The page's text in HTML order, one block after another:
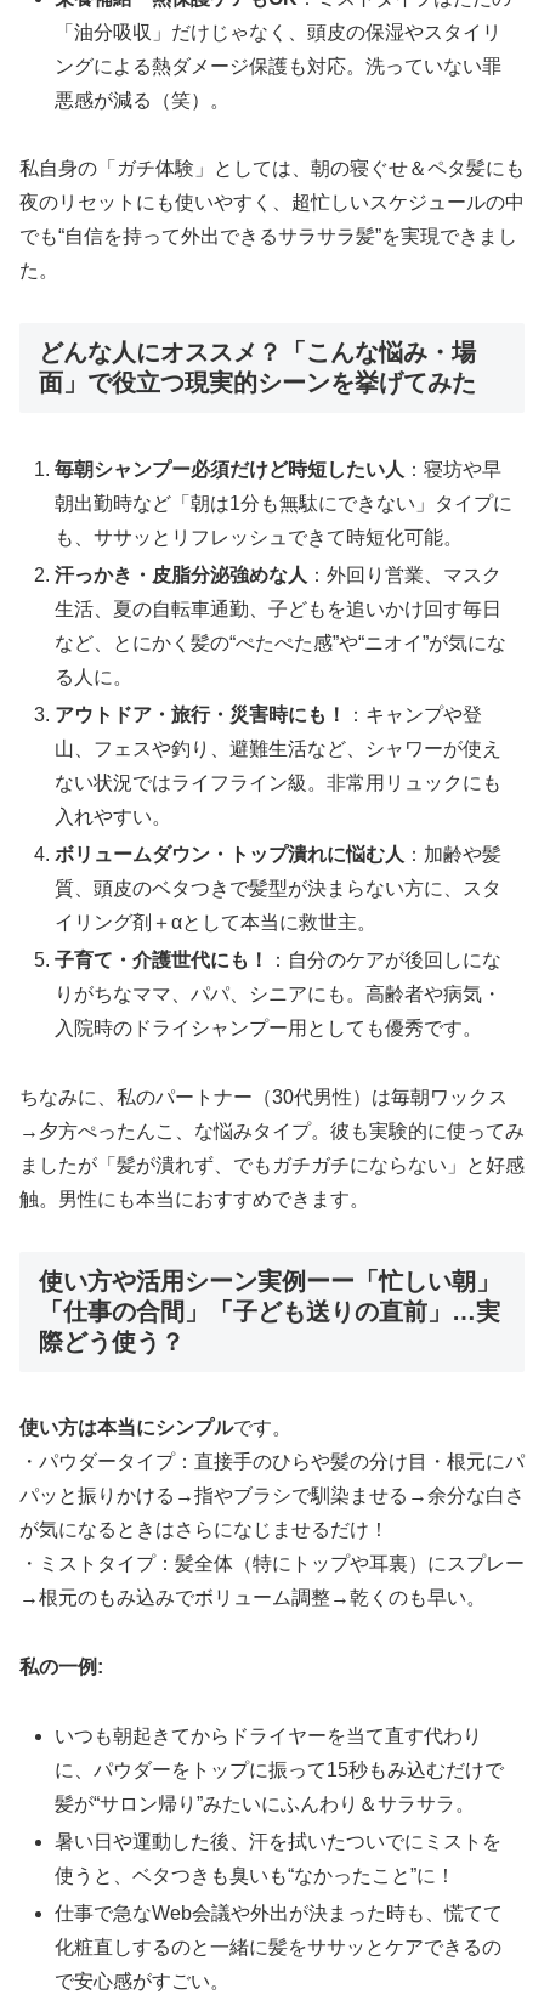
「油分吸収」だけじゃなく、頭皮の保湿やスタイリ
ングによる熱ダメージ保護も対応。洗っていない罪
悪感が減る（笑）。
私自身の「ガチ体験」としては、朝の寝ぐせ＆ペタ髪にも
夜のリセットにも使いやすく、超忙しいスケジュールの中
でも“自信を持って外出できるサラサラ髪”を実現できまし
た。
どんな人にオススメ？「こんな悩み・場
面」で役立つ現実的シーンを挙げてみた
毎朝シャンプー必須だけど時短したい人 ：寝坊や早
朝出勤時など「朝は1分も無駄にできない」タイプに
も、ササッとリフレッシュできて時短化可能。
汗っかき・皮脂分泌強めな人 ：外回り営業、マスク
生活、夏の自転車通勤、子どもを追いかけ回す毎日
など、とにかく髪の“ぺたぺた感”や“ニオイ”が気にな
る人に。
アウトドア・旅行・災害時にも！
：キャンプや登
山、フェスや釣り、避難生活など、シャワーが使え
ない状況ではライフライン級。非常用リュックにも
入れやすい。
ボリュームダウン・トップ潰れに悩む人 ：加齢や髪
質、頭皮のベタつきで髪型が決まらない方に、スタ
イリング剤＋αとして本当に救世主。
子育て・介護世代にも！
：自分のケアが後回しにな
りがちなママ、パパ、シニアにも。高齢者や病気・
入院時のドライシャンプー用としても優秀です。
ちなみに、私のパートナー（30代男性）は毎朝ワックス
→夕方ぺったんこ、な悩みタイプ。彼も実験的に使ってみ
ましたが「髪が潰れず、でもガチガチにならない」と好感
触。男性にも本当におすすめできます。
使い方や活用シーン実例ーー「忙しい朝」
「仕事の合間」「子ども送りの直前」…実
際どう使う？
使い方は本当にシンプルです。
・パウダータイプ：直接手のひらや髪の分け目・根元にパ
パッと振りかける→指やブラシで馴染ませる→余分な白さ
が気になるときはさらになじませるだけ！
・ミストタイプ：髪全体（特にトップや耳裏）にスプレー
→根元のもみ込みでボリューム調整→乾くのも早い。
私の一例:
いつも朝起きてからドライヤーを当て直す代わり
に、パウダーをトップに振って15秒もみ込むだけで
髪が“サロン帰り”みたいにふんわり＆サラサラ。
暑い日や運動した後、汗を拭いたついでにミストを
使うと、ベタつきも臭いも“なかったこと”に！
仕事で急なWeb会議や外出が決まった時も、慌てて
化粧直しするのと一緒に髪をササッとケアできるの
で安心感がすごい。